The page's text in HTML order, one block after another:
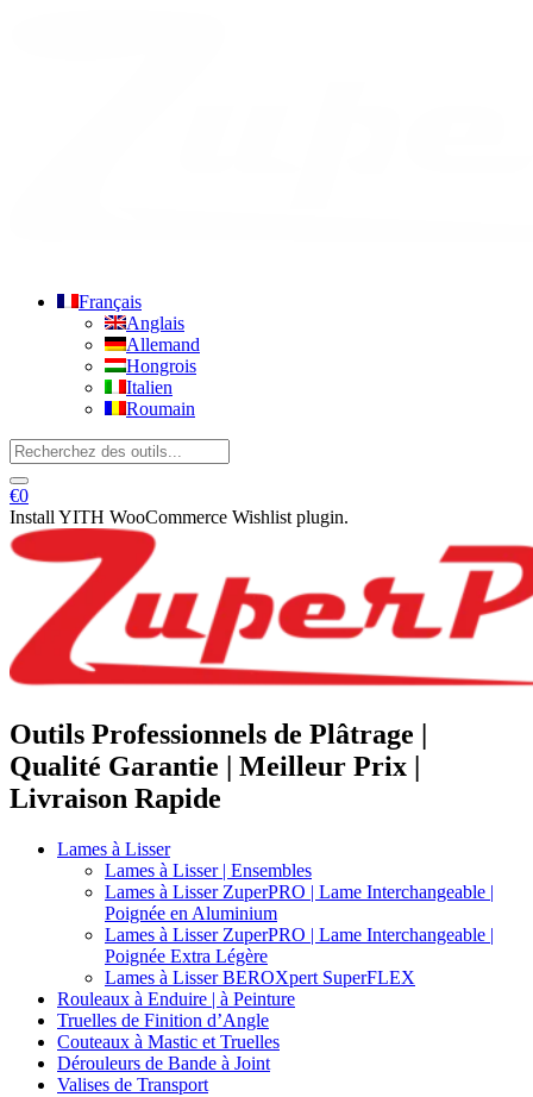
Français
Anglais
Allemand
Hongrois
Italien
Roumain
€0
Install YITH WooCommerce Wishlist plugin.
Outils Professionnels de Plâtrage |
Qualité Garantie | Meilleur Prix |
Livraison Rapide
Lames à Lisser
Lames à Lisser | Ensembles
Lames à Lisser ZuperPRO | Lame Interchangeable |
Poignée en Aluminium
Lames à Lisser ZuperPRO | Lame Interchangeable |
Poignée Extra Légère
Lames à Lisser BEROXpert SuperFLEX
Rouleaux à Enduire | à Peinture
Truelles de Finition d’Angle
Couteaux à Mastic et Truelles
Dérouleurs de Bande à Joint
Valises de Transport